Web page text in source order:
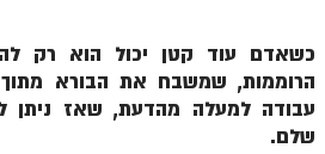
זוהר צו מתקדמים
כשאדם עוד קטן יכול הוא רק
הרוממות, שמשבח את הבורא מתוך
עבודה למעלה מהדעת, שאז ניתן
שלם.